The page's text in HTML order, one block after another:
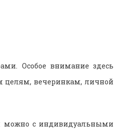
Особое внимание здесь
целям, вечеринкам, личной
можно с индивидуальными